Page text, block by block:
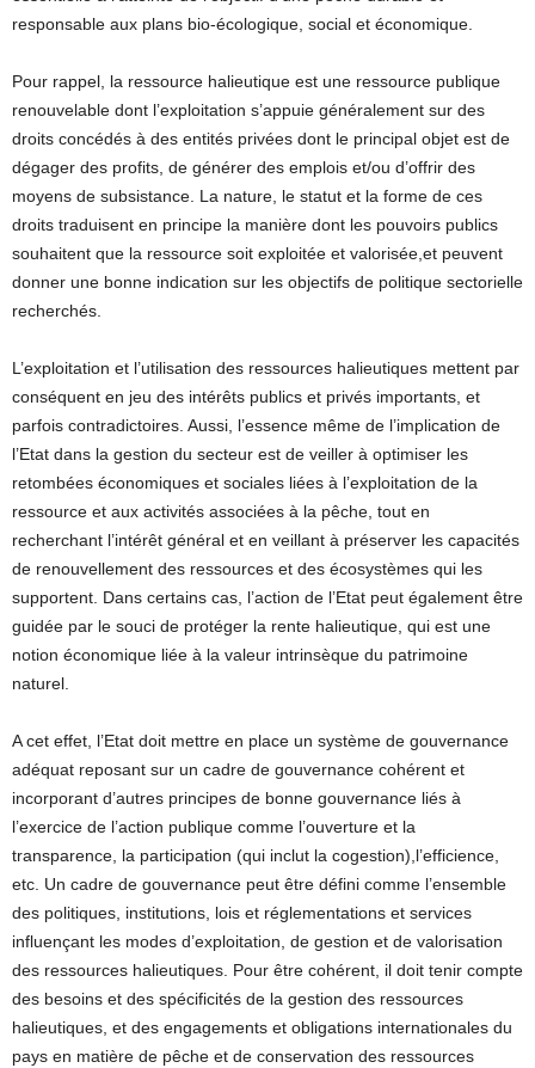
responsable aux plans bio-écologique, social et économique.
Pour rappel, la ressource halieutique est une ressource publique
renouvelable dont l’exploitation s’appuie généralement sur des
droits concédés à des entités privées dont le principal objet est de
dégager des profits, de générer des emplois et/ou d’offrir des
moyens de subsistance. La nature, le statut et la forme de ces
droits traduisent en principe la manière dont les pouvoirs publics
souhaitent que la ressource soit exploitée et valorisée,et peuvent
donner une bonne indication sur les objectifs de politique sectorielle
recherchés.
L’exploitation et l’utilisation des ressources halieutiques mettent par
conséquent en jeu des intérêts publics et privés importants, et
parfois contradictoires. Aussi, l’essence même de l’implication de
l’Etat dans la gestion du secteur est de veiller à optimiser les
retombées économiques et sociales liées à l’exploitation de la
ressource et aux activités associées à la pêche, tout en
recherchant l’intérêt général et en veillant à préserver les capacités
de renouvellement des ressources et des écosystèmes qui les
supportent. Dans certains cas, l’action de l’Etat peut également être
guidée par le souci de protéger la rente halieutique, qui est une
notion économique liée à la valeur intrinsèque du patrimoine
naturel.
A cet effet, l’Etat doit mettre en place un système de gouvernance
adéquat reposant sur un cadre de gouvernance cohérent et
incorporant d’autres principes de bonne gouvernance liés à
l’exercice de l’action publique comme l’ouverture et la
transparence, la participation (qui inclut la cogestion),l’efficience,
etc. Un cadre de gouvernance peut être défini comme l’ensemble
des politiques, institutions, lois et réglementations et services
influençant les modes d’exploitation, de gestion et de valorisation
des ressources halieutiques. Pour être cohérent, il doit tenir compte
des besoins et des spécificités de la gestion des ressources
halieutiques, et des engagements et obligations internationales du
pays en matière de pêche et de conservation des ressources